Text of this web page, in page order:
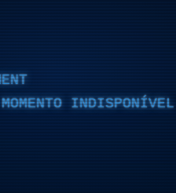
INDISPONÍVEL